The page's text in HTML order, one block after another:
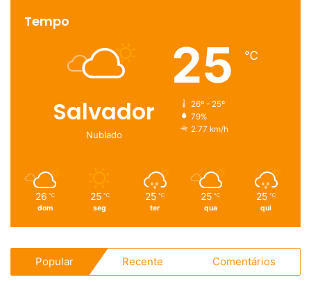
Tempo
Salvador
Nublado
25 ℃
26º - 25º
79%
2.77 km/h
26 ℃
dom
25 ℃
seg
25 ℃
ter
25 ℃
qua
25 ℃
qui
Popular Recente Comentários